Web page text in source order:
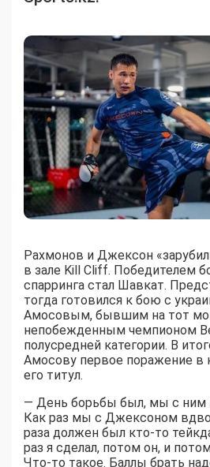
Рахмонов и Джексон
в зале Kill Cliff. Победителем
спарринга стал Шавкат.
тогда готовился к бою с
Амосовым, бывшим на тот
непобежденным чемпионом
полусредней категории. В
Амосову первое поражение в
его титул.
— День борьбы был, мы с ним
Как раз мы с Джексоном
раза должен был кто-то
раз я сделал, потом он, и
Что-то такое. Баллы брать